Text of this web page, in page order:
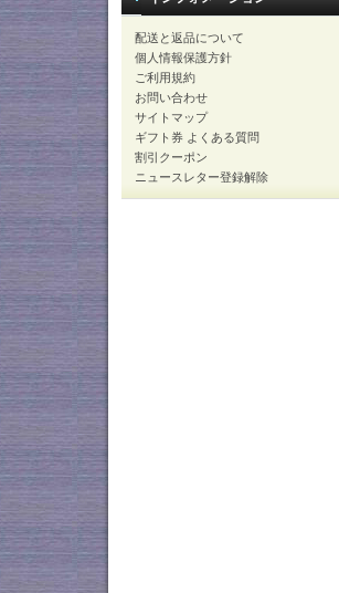
配送と返品について
個人情報保護方針
ご利用規約
お問い合わせ
サイトマップ
ギフト券 よくある質問
割引クーポン
ニュースレター登録解除